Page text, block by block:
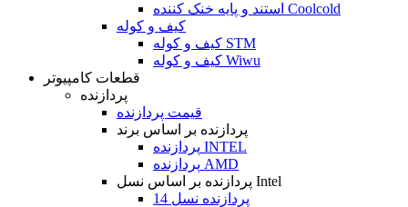
استند و پایه خنک کننده Coolcold
کیف و کوله
کیف و کوله STM
کیف و کوله Wiwu
قطعات کامپیوتر
پردازنده
قیمت پردازنده
پردازنده بر اساس برند
پردازنده INTEL
پردازنده AMD
پردازنده بر اساس نسل Intel
پردازنده نسل 14